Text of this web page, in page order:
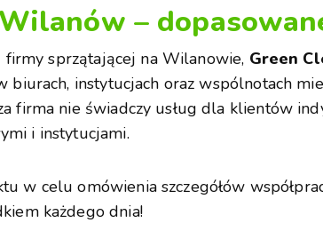
–
firmy sprzątającej na Wilanowie, Green
biurach, instytucjach oraz wspólnotach
firma nie świadczy usług dla klientów
i instytucjami.
w celu omówienia szczegółów
każdego dnia!